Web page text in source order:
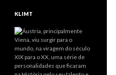
KLIMT